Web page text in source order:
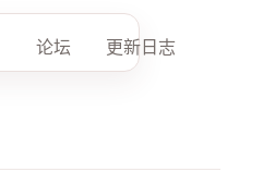
论坛 更新日志